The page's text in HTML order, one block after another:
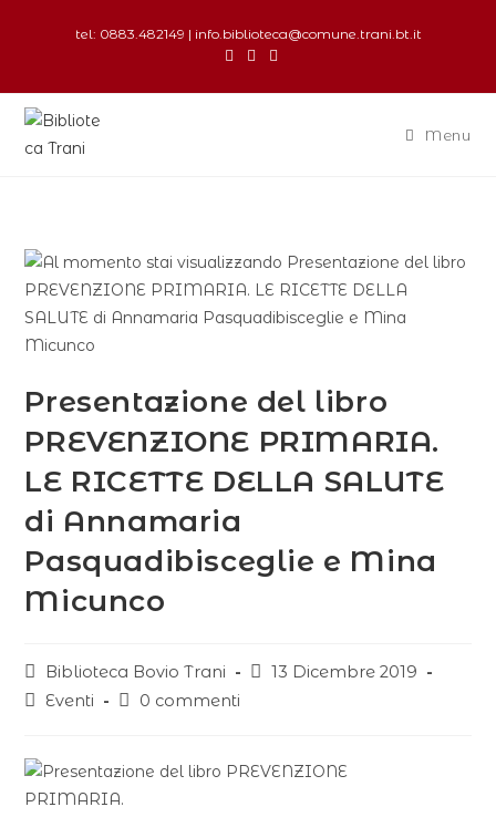
tel: 0883.482149 | info.biblioteca@comune.trani.bt.it
Menu
Presentazione del libro
PREVENZIONE PRIMARIA.
LE RICETTE DELLA SALUTE
di Annamaria
Pasquadibisceglie e Mina
Micunco
Biblioteca Bovio Trani
13 Dicembre 2019
Eventi
0 commenti